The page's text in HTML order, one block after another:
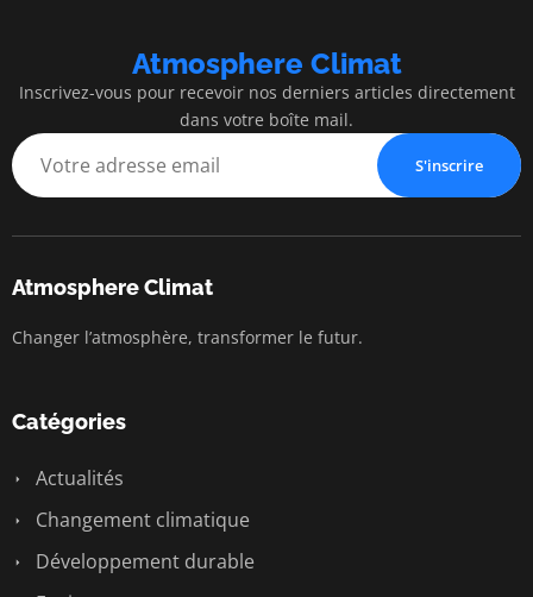
Atmosphere Climat
Inscrivez-vous pour recevoir nos derniers articles directement
dans votre boîte mail.
S'inscrire
Atmosphere Climat
Changer l’atmosphère, transformer le futur.
Catégories
Actualités
Changement climatique
Développement durable